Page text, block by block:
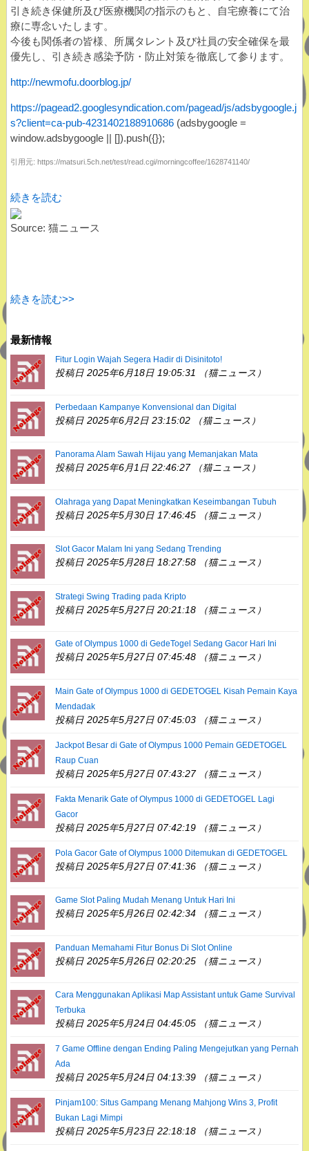
引き続き保健所及び医療機関の指示のもと、自宅療養にて治
療に専念いたします。
今後も関係者の皆様、所属タレント及び社員の安全確保を最
優先し、引き続き感染予防・防止対策を徹底して参ります。
http://newmofu.doorblog.jp/
https://pagead2.googlesyndication.com/pagead/js/adsbygoogle.j
s?client=ca-pub-4231402188910686(adsbygoogle =
window.adsbygoogle || []).push({});
引用元: https://matsuri.5ch.net/test/read.cgi/morningcoffee/1628741140/
続きを読む
Source: 猫ニュース
続きを読む>>
最新情報
Fitur Login Wajah Segera Hadir di Disinitoto!
投稿日 2025年6月18日 19:05:31 （猫ニュース）
Perbedaan Kampanye Konvensional dan Digital
投稿日 2025年6月2日 23:15:02 （猫ニュース）
Panorama Alam Sawah Hijau yang Memanjakan Mata
投稿日 2025年6月1日 22:46:27 （猫ニュース）
Olahraga yang Dapat Meningkatkan Keseimbangan Tubuh
投稿日 2025年5月30日 17:46:45 （猫ニュース）
Slot Gacor Malam Ini yang Sedang Trending
投稿日 2025年5月28日 18:27:58 （猫ニュース）
Strategi Swing Trading pada Kripto
投稿日 2025年5月27日 20:21:18 （猫ニュース）
Gate of Olympus 1000 di GedeTogel Sedang Gacor Hari Ini
投稿日 2025年5月27日 07:45:48 （猫ニュース）
Main Gate of Olympus 1000 di GEDETOGEL Kisah Pemain Kaya
Mendadak
投稿日 2025年5月27日 07:45:03 （猫ニュース）
Jackpot Besar di Gate of Olympus 1000 Pemain GEDETOGEL
Raup Cuan
投稿日 2025年5月27日 07:43:27 （猫ニュース）
Fakta Menarik Gate of Olympus 1000 di GEDETOGEL Lagi
Gacor
投稿日 2025年5月27日 07:42:19 （猫ニュース）
Pola Gacor Gate of Olympus 1000 Ditemukan di GEDETOGEL
投稿日 2025年5月27日 07:41:36 （猫ニュース）
Game Slot Paling Mudah Menang Untuk Hari Ini
投稿日 2025年5月26日 02:42:34 （猫ニュース）
Panduan Memahami Fitur Bonus Di Slot Online
投稿日 2025年5月26日 02:20:25 （猫ニュース）
Cara Menggunakan Aplikasi Map Assistant untuk Game Survival
Terbuka
投稿日 2025年5月24日 04:45:05 （猫ニュース）
7 Game Offline dengan Ending Paling Mengejutkan yang Pernah
Ada
投稿日 2025年5月24日 04:13:39 （猫ニュース）
Pinjam100: Situs Gampang Menang Mahjong Wins 3, Profit
Bukan Lagi Mimpi
投稿日 2025年5月23日 22:18:18 （猫ニュース）